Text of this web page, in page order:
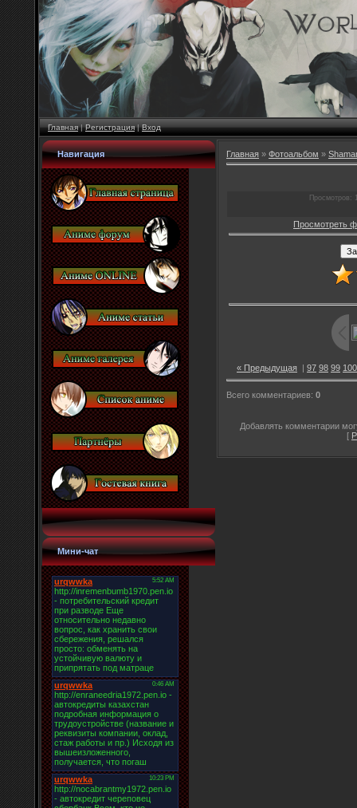
Главная|Регистрация|Вход
Навигация
Мини-чат
Главная » Фотоальбом »
Просмотров :
Просмотреть
« Предыдущая | 97 98 99 100
Всего комментариев: 0
Добавлять комментарии
[